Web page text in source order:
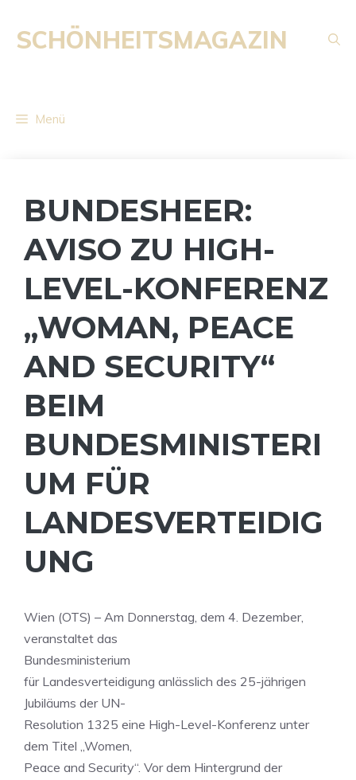
Inhalt
springen
SCHÖNHEITSMAGAZIN
Menü
BUNDESHEER:
AVISO ZU HIGH-
LEVEL-KONFERENZ
„WOMAN, PEACE
AND SECURITY“
BEIM
BUNDESMINISTERI
UM FÜR
LANDESVERTEIDIG
UNG
Wien (OTS) – Am Donnerstag, dem 4. Dezember,
veranstaltet das
Bundesministerium
für Landesverteidigung anlässlich des 25-jährigen
Jubiläums der UN-
Resolution 1325 eine High-Level-Konferenz unter
dem Titel „Women,
Peace and Security“. Vor dem Hintergrund der